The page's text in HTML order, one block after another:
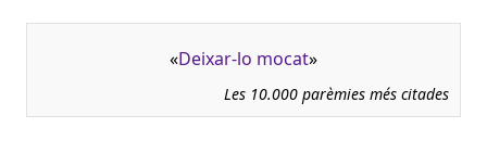
«Deixar-lo mocat»
Les 10.000 parèmies més citades